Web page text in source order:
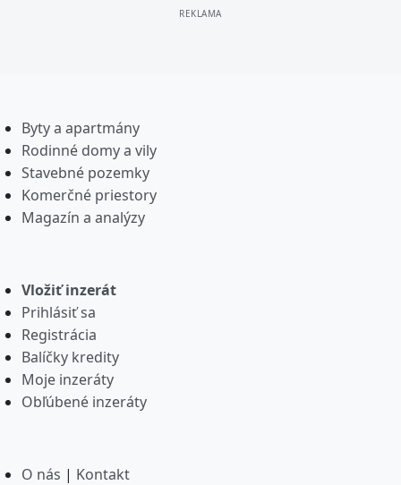
Byty a apartmány
Rodinné domy a vily
Stavebné pozemky
Komerčné priestory
Magazín a analýzy
Vložiť inzerát
Prihlásiť sa
Registrácia
Balíčky kredity
Moje inzeráty
Obľúbené inzeráty
O nás | Kontakt